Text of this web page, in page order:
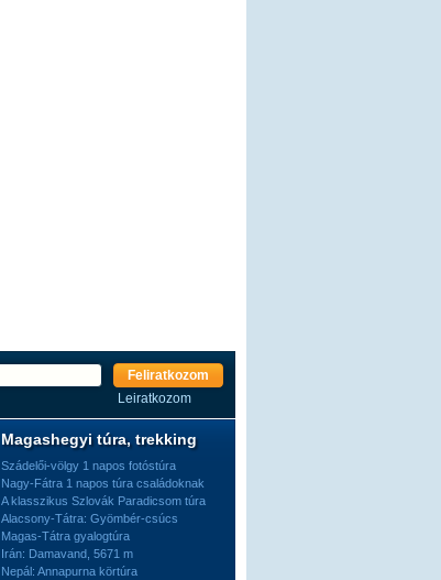
Feliratkozom
Leiratkozom
Magashegyi túra, trekking
Szádelői-völgy 1 napos fotóstúra
Nagy-Fátra 1 napos túra családoknak
A klasszikus Szlovák Paradicsom túra
Alacsony-Tátra: Gyömbér-csúcs
Magas-Tátra gyalogtúra
Irán: Damavand, 5671 m
Nepál: Annapurna körtúra